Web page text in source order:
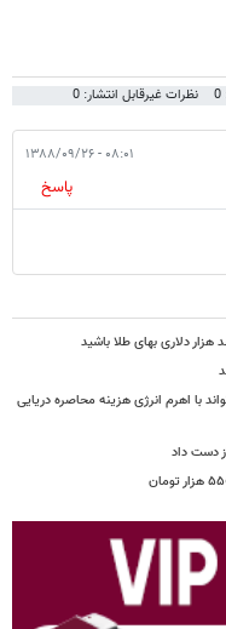
نظرات غیرقابل انتشار: 0
۰۸:۰۱ - ۱۳۸۸/۰۹/۲۶
پاسخ
دلاری بهای طلا باشید
با اهرم انرژی‌ هزینه محاصره دریایی